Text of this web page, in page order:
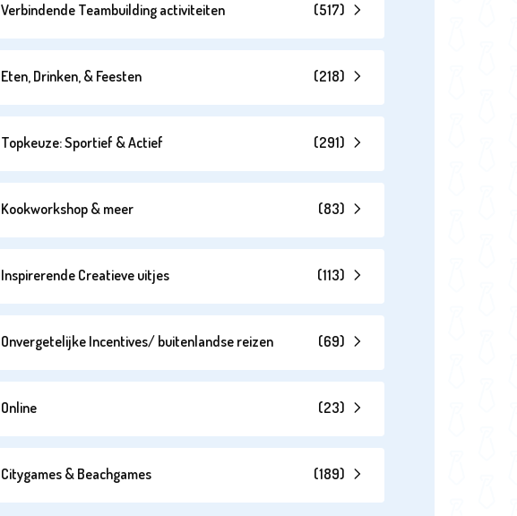
Verbindende Teambuilding activiteiten (517)
Eten, Drinken, & Feesten (218)
Topkeuze: Sportief & Actief (291)
Kookworkshop & meer (83)
Inspirerende Creatieve uitjes (113)
Onvergetelijke Incentives/ buitenlandse reizen (69)
Online (23)
Citygames & Beachgames (189)